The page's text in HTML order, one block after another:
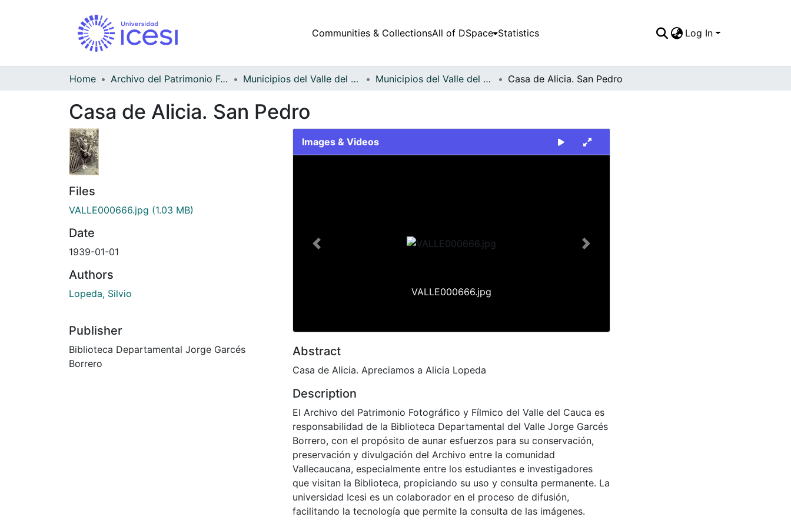
Communities & CollectionsAll of DSpace Statistics Log In
Home Archivo del Patrimonio Fotográfico y Fílmico del Valle del Cauca Municipios del Valle del Cauca Municipios del Valle del Cauca Casa de Alicia. San Pedro
Casa de Alicia. San Pedro
Files
VALLE000666.jpg (1.03 MB)
Date
1939-01-01
Authors
Lopeda, Silvio
Publisher
Biblioteca Departamental Jorge Garcés
Borrero
Images & Videos
VALLE000666.jpg
Previous Next
Abstract
Casa de Alicia. Apreciamos a Alicia Lopeda
Description
El Archivo del Patrimonio Fotográfico y Fílmico del Valle del Cauca es
responsabilidad de la Biblioteca Departamental del Valle Jorge Garcés
Borrero, con el propósito de aunar esfuerzos para su conservación,
preservación y divulgación del Archivo entre la comunidad
Vallecaucana, especialmente entre los estudiantes e investigadores
que visitan la Biblioteca, propiciando su uso y consulta permanente. La
universidad Icesi es un colaborador en el proceso de difusión,
facilitando la tecnología que permite la consulta de las imágenes.